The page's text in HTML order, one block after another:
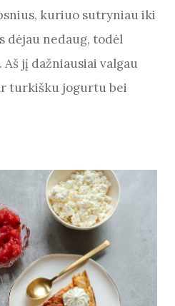
kuriuo sutryniau iki
dėjau nedaug, todėl
Aš jį dažniausiai valgau
turkišku jogurtu bei